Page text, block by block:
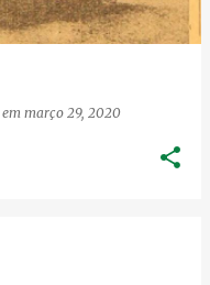
em março 29, 2020